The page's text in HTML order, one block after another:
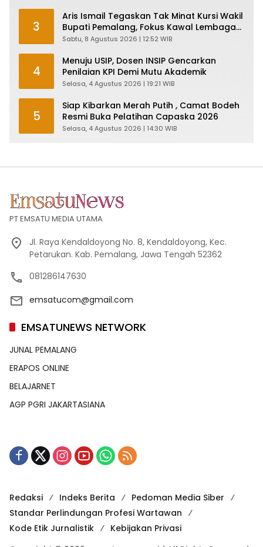
3
Aris Ismail Tegaskan Tak Minat Kursi Wakil
Bupati Pemalang, Fokus Kawal Lembaga
Legislatif
Sabtu, 8 Agustus 2026 | 12:52 WIB
4
Menuju USIP, Dosen INSIP Gencarkan
Penilaian KPI Demi Mutu Akademik
Selasa, 4 Agustus 2026 | 19:21 WIB
5
Siap Kibarkan Merah Putih , Camat Bodeh
Resmi Buka Pelatihan Capaska 2026
Selasa, 4 Agustus 2026 | 14:30 WIB
PT EMSATU MEDIA UTAMA
Jl. Raya Kendaldoyong No. 8, Kendaldoyong, Kec.
Petarukan. Kab. Pemalang, Jawa Tengah 52362
081286147630
emsatucom@gmail.com
EMSATUNEWS NETWORK
JUNAL PEMALANG
ERAPOS ONLINE
BELAJARNET
AGP PGRI JAKARTASIANA
Redaksi Indeks Berita
Pedoman Media Siber
Standar Perlindungan Profesi Wartawan
Kode Etik Jurnalistik
Kebijakan Privasi